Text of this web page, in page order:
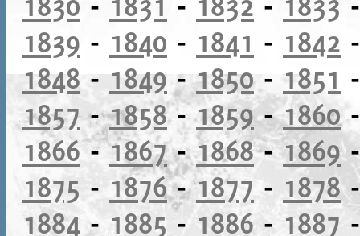
1839 - 1840 - 1841 - 1842
1848 - 1849 -1850- 1851
1857-1858-1859-1860
1866-1867-1868-1869
1875 - 1876-1877 - 1878
1884 -1885 - 1886 - 1887